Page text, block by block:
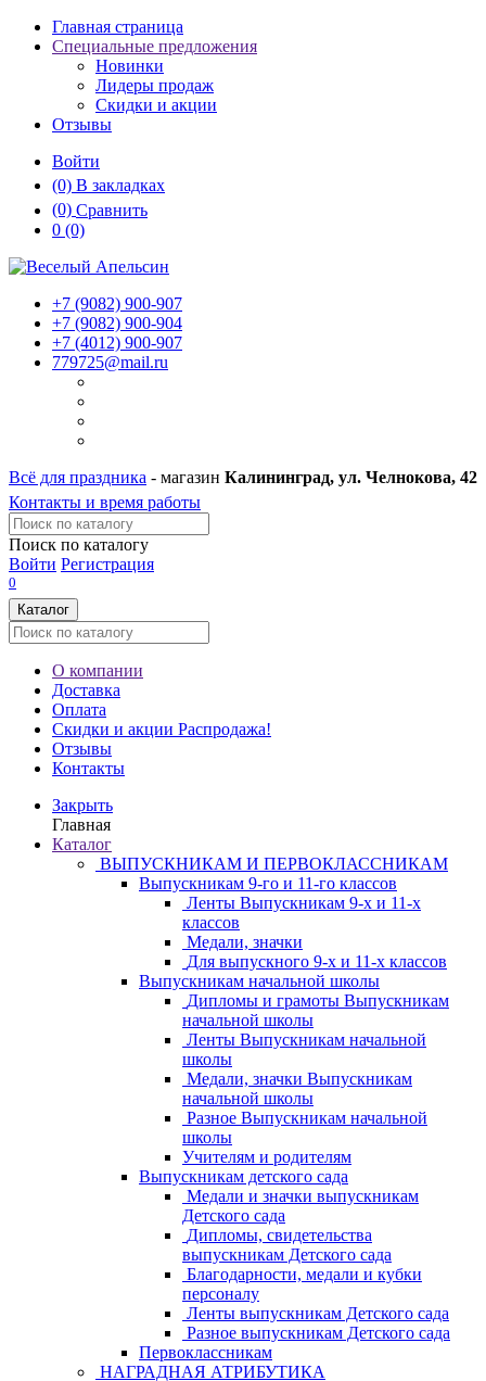
Главная страница
Специальные предложения
Новинки
Лидеры продаж
Скидки и акции
Отзывы
Войти
(0) В закладках
(0) Сравнить
0 (0)
+7 (9082) 900-907
+7 (9082) 900-904
+7 (4012) 900-907
779725@mail.ru
Всё для праздника - магазин Калининград, ул. Челнокова, 42
Контакты и время работы
Поиск по каталогу
Войти Регистрация
0
Каталог
О компании
Доставка
Оплата
Скидки и акции Распродажа!
Отзывы
Контакты
Закрыть
Главная
Каталог
ВЫПУСКНИКАМ И ПЕРВОКЛАССНИКАМ
Выпускникам 9-го и 11-го классов
Ленты Выпускникам 9-х и 11-х
классов
Медали, значки
Для выпускного 9-х и 11-х классов
Выпускникам начальной школы
Дипломы и грамоты Выпускникам
начальной школы
Ленты Выпускникам начальной
школы
Медали, значки Выпускникам
начальной школы
Разное Выпускникам начальной
школы
Учителям и родителям
Выпускникам детского сада
Медали и значки выпускникам
Детского сада
Дипломы, свидетельства
выпускникам Детского сада
Благодарности, медали и кубки
персоналу
Ленты выпускникам Детского сада
Разное выпускникам Детского сада
Первоклассникам
НАГРАДНАЯ АТРИБУТИКА